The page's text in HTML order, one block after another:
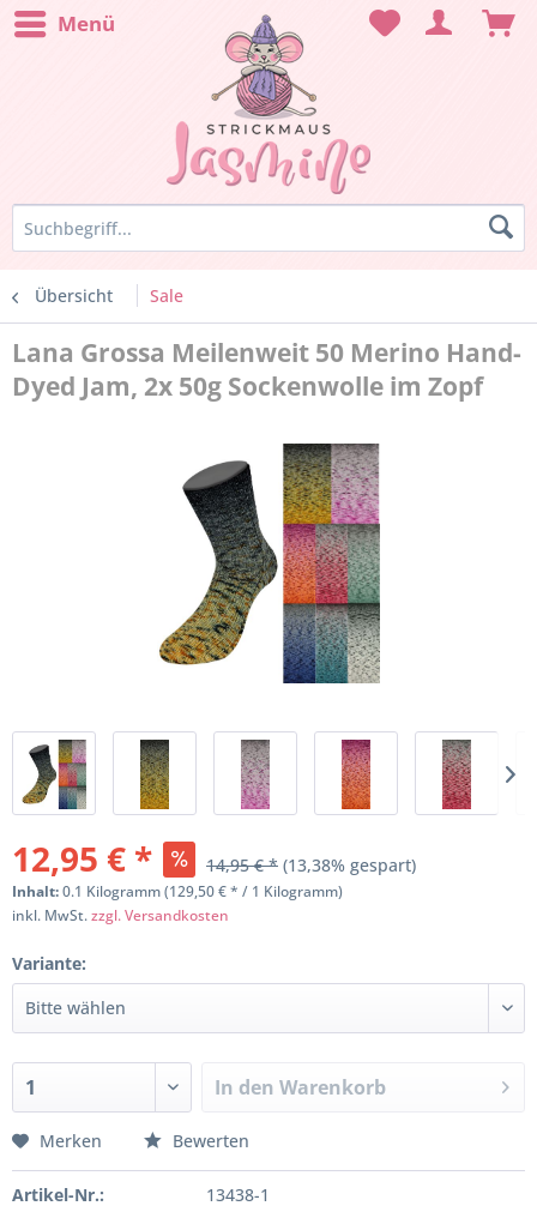
Menü
Übersicht Sale
Lana Grossa Meilenweit 50 Merino Hand-
Dyed Jam, 2x 50g Sockenwolle im Zopf
12,95 € * 14,95 € * (13,38% gespart)
Inhalt:0.1 Kilogramm (129,50 € * / 1 Kilogramm)
inkl. MwSt.zzgl. Versandkosten
Variante:
In den Warenkorb
Merken Bewerten
Artikel-Nr.: 13438-1